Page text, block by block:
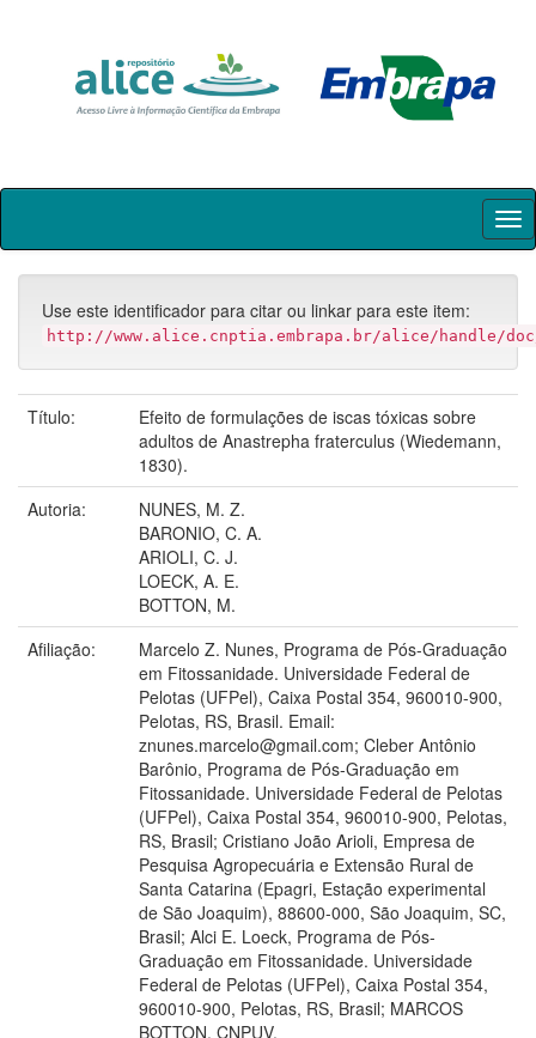
Skip
Use este identificador para citar ou linkar para este item:
http://www.alice.cnptia.embrapa.br/alice/handle/doc/
Título:
Efeito de formulações de iscas tóxicas sobre
adultos de Anastrepha fraterculus (Wiedemann,
1830).
Autoria:
NUNES, M. Z.
BARONIO, C. A.
ARIOLI, C. J.
LOECK, A. E.
BOTTON, M.
Afiliação:
Marcelo Z. Nunes, Programa de Pós-Graduação
em Fitossanidade. Universidade Federal de
Pelotas (UFPel), Caixa Postal 354, 960010-900,
Pelotas, RS, Brasil. Email:
znunes.marcelo@gmail.com; Cleber Antônio
Barônio, Programa de Pós-Graduação em
Fitossanidade. Universidade Federal de Pelotas
(UFPel), Caixa Postal 354, 960010-900, Pelotas,
RS, Brasil; Cristiano João Arioli, Empresa de
Pesquisa Agropecuária e Extensão Rural de
Santa Catarina (Epagri, Estação experimental
de São Joaquim), 88600-000, São Joaquim, SC,
Brasil; Alci E. Loeck, Programa de Pós-
Graduação em Fitossanidade. Universidade
Federal de Pelotas (UFPel), Caixa Postal 354,
960010-900, Pelotas, RS, Brasil; MARCOS
BOTTON, CNPUV.